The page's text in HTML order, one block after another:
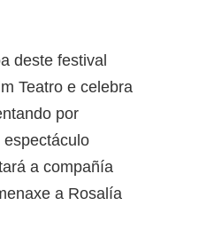
deste festival
Teatro e celebra
por
espectáculo
a compañía
a Rosalía